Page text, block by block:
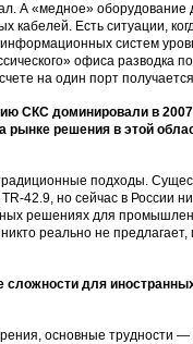
А «медное»
кабелей. Есть ситуации,
систем
офиса
на один порт
СКС доминировали в
решения в этой
подходы.
42.9, но сейчас в России
решениях для
реально не
для
основные трудности